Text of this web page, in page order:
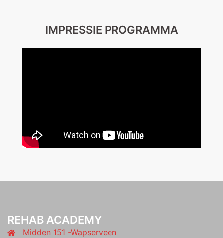
IMPRESSIE PROGRAMMA
REHAB ACADEMY
Midden 151 -Wapserveen